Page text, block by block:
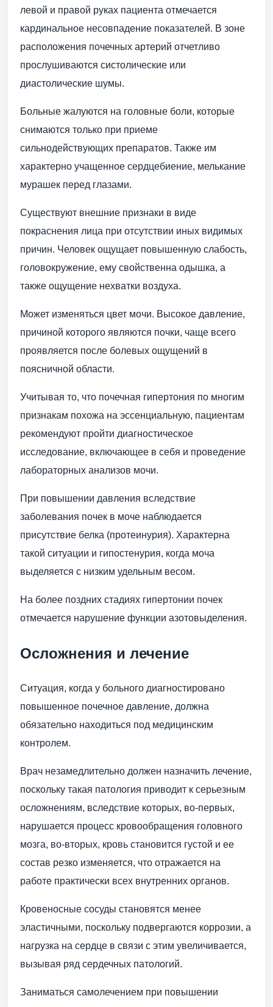
левой и правой руках пациента отмечается
кардинальное несовпадение показателей. В зоне
расположения почечных артерий отчетливо
прослушиваются систолические или
диастолические шумы.
Больные жалуются на головные боли, которые
снимаются только при приеме
сильнодействующих препаратов. Также им
характерно учащенное сердцебиение, мелькание
мурашек перед глазами.
Существуют внешние признаки в виде
покраснения лица при отсутствии иных видимых
причин. Человек ощущает повышенную слабость,
головокружение, ему свойственна одышка, а
также ощущение нехватки воздуха.
Может изменяться цвет мочи. Высокое давление,
причиной которого являются почки, чаще всего
проявляется после болевых ощущений в
поясничной области.
Учитывая то, что почечная гипертония по многим
признакам похожа на эссенциальную, пациентам
рекомендуют пройти диагностическое
исследование, включающее в себя и проведение
лабораторных анализов мочи.
При повышении давления вследствие
заболевания почек в моче наблюдается
присутствие белка (протеинурия). Характерна
такой ситуации и гипостенурия, когда моча
выделяется с низким удельным весом.
На более поздних стадиях гипертонии почек
отмечается нарушение функции азотовыделения.
Осложнения и лечение
Ситуация, когда у больного диагностировано
повышенное почечное давление, должна
обязательно находиться под медицинским
контролем.
Врач незамедлительно должен назначить лечение,
поскольку такая патология приводит к серьезным
осложнениям, вследствие которых, во-первых,
нарушается процесс кровообращения головного
мозга, во-вторых, кровь становится густой и ее
состав резко изменяется, что отражается на
работе практически всех внутренних органов.
Кровеносные сосуды становятся менее
эластичными, поскольку подвергаются коррозии, а
нагрузка на сердце в связи с этим увеличивается,
вызывая ряд сердечных патологий.
Заниматься самолечением при повышении